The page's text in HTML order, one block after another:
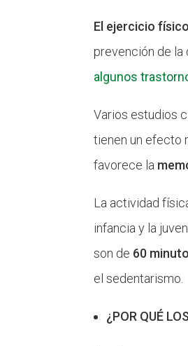
El ejercicio
prevención de
algunos
Varios estudios
tienen un efecto
favorece la
La actividad
infancia y la
son de 60
el sedentarismo.
¿POR QUÉ